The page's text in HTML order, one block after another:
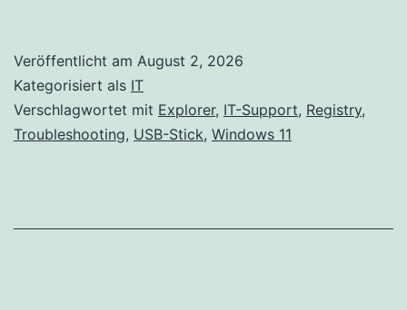
Veröffentlicht am August 2, 2026
Kategorisiert als IT
Verschlagwortet mit Explorer, IT-Support, Registry,
Troubleshooting, USB-Stick, Windows 11